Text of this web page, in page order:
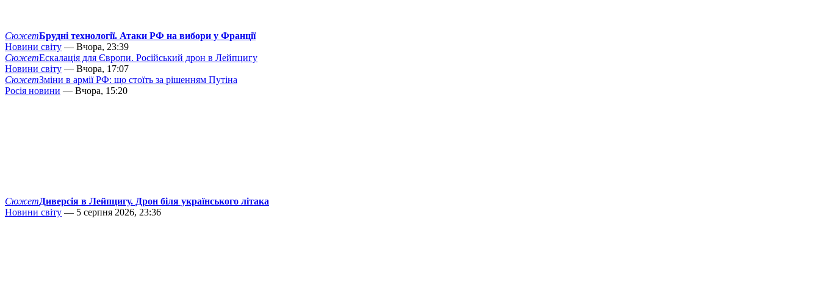
СюжетБрудні технології. Атаки РФ на вибори у Франції
Новини світу — Вчора, 23:39
СюжетЕскалація для Європи. Російський дрон в Лейпцигу
Новини світу — Вчора, 17:07
СюжетЗміни в армії РФ: що стоїть за рішенням Путіна
Росія новини — Вчора, 15:20
СюжетДиверсія в Лейпцигу. Дрон біля українського літака
Новини світу — 5 серпня 2026, 23:36